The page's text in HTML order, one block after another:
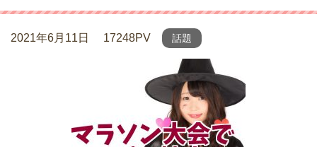
2021年6月11日 17248PV 話題